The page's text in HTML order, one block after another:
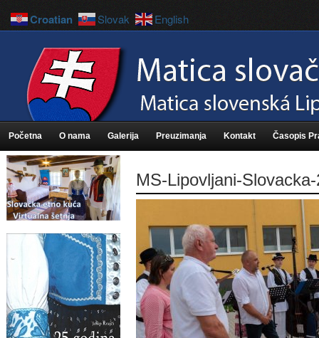
Početna O nama Galerija Preuzimanja Kontakt Časopis
MS-Lipovljani-
Croatian Slovak English